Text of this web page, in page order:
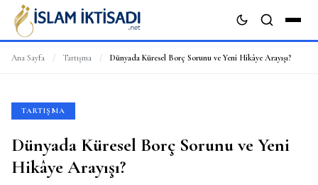
Ana Sayfa / Tartışma / Dünyada Küresel Borç Sorunu ve Yeni Hikâye Arayışı?
TARTIŞMA
Dünyada Küresel Borç Sorunu ve Yeni
Hikâye Arayışı?